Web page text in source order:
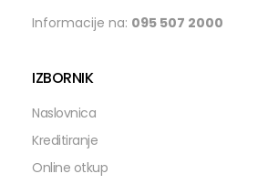
Informacije na: 095 507 2000
IZBORNIK
Naslovnica
Kreditiranje
Online otkup